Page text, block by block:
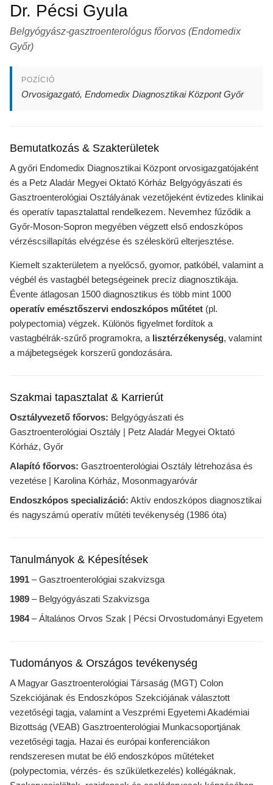
Dr. Pécsi Gyula
Belgyógyász-gasztroenterológus főorvos (Endomedix
Győr)
POZÍCIÓ
Orvosigazgató, Endomedix Diagnosztikai Központ Győr
Bemutatkozás & Szakterületek
A győri Endomedix Diagnosztikai Központ orvosigazgatójaként
és a Petz Aladár Megyei Oktató Kórház Belgyógyászati és
Gasztroenterológiai Osztályának vezetőjeként évtizedes klinikai
és operatív tapasztalattal rendelkezem. Nevemhez fűződik a
Győr-Moson-Sopron megyében végzett első endoszkópos
vérzéscsillapítás elvégzése és széleskörű elterjesztése.
Kiemelt szakterületem a nyelőcső, gyomor, patkóbél, valamint a
végbél és vastagbél betegségeinek precíz diagnosztikája.
Évente átlagosan 1500 diagnosztikus és több mint 1000
operatív emésztőszervi endoszkópos műtétet (pl.
polypectomia) végzek. Különös figyelmet fordítok a
vastagbélrák-szűrő programokra, a lisztérzékenység, valamint
a májbetegségek korszerű gondozására.
Szakmai tapasztalat & Karrierút
Osztályvezető főorvos: Belgyógyászati és
Gasztroenterológiai Osztály | Petz Aladár Megyei Oktató
Kórház, Győr
Alapító főorvos: Gasztroenterológiai Osztály létrehozása és
vezetése | Karolina Kórház, Mosonmagyaróvár
Endoszkópos specializáció: Aktív endoszkópos diagnosztikai
és nagyszámú operatív műtéti tevékenység (1986 óta)
Tanulmányok & Képesítések
1991 – Gasztroenterológiai szakvizsga
1989 – Belgyógyászati Szakvizsga
1984– Általános Orvos Szak | Pécsi Orvostudományi Egyetem
Tudományos & Országos tevékenység
A Magyar Gasztroenterológiai Társaság (MGT) Colon
Szekciójának és Endoszkópos Szekciójának választott
vezetőségi tagja, valamint a Veszprémi Egyetemi Akadémiai
Bizottság (VEAB) Gasztroenterológiai Munkacsoportjának
vezetőségi tagja. Hazai és európai konferenciákon
rendszeresen mutat be élő endoszkópos műtéteket
(polypectomia, vérzés- és szűkületkezelés) kollégáknak.